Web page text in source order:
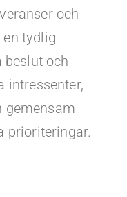
och
tydlig
och
intressenter,
gemensam
prioriteringar.